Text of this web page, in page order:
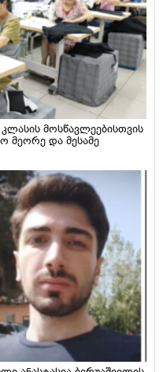
მოსწავლეებისთვის
მეორე და მესამე